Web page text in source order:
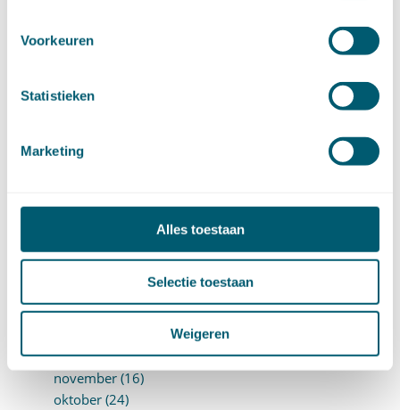
Voorkeuren
Statistieken
Marketing
Alles toestaan
Selectie toestaan
Weigeren
februari (12)
december (8)
september (8)
april (18)
februari (14)
december (14)
november (16)
oktober (24)